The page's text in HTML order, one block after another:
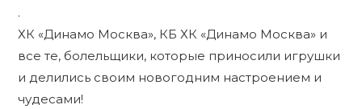
.
ХК «Динамо Москва», КБ ХК «Динамо Москва» и
все те, болельщики, которые приносили игрушки
и делились своим новогодним настроением и
чудесами!